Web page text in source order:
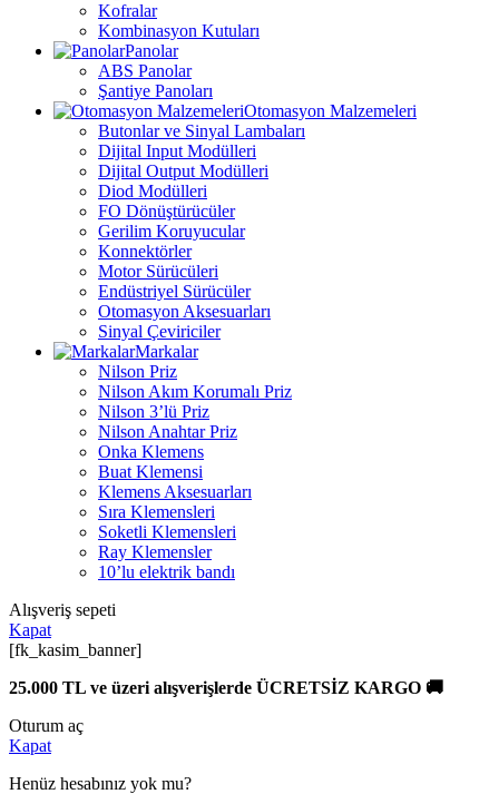
Kofralar
Kombinasyon Kutuları
Panolar
ABS Panolar
Şantiye Panoları
Otomasyon Malzemeleri
Butonlar ve Sinyal Lambaları
Dijital Input Modülleri
Dijital Output Modülleri
Diod Modülleri
FO Dönüştürücüler
Gerilim Koruyucular
Konnektörler
Motor Sürücüleri
Endüstriyel Sürücüler
Otomasyon Aksesuarları
Sinyal Çeviriciler
Markalar
Nilson Priz
Nilson Akım Korumalı Priz
Nilson 3’lü Priz
Nilson Anahtar Priz
Onka Klemens
Buat Klemensi
Klemens Aksesuarları
Sıra Klemensleri
Soketli Klemensleri
Ray Klemensler
10’lu elektrik bandı
Alışveriş sepeti
Kapat
[fk_kasim_banner]
25.000 TL ve üzeri alışverişlerde ÜCRETSİZ KARGO 🚚
Oturum aç
Kapat
Henüz hesabınız yok mu?